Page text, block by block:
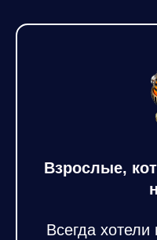
Взрослые,
Всегда хотели